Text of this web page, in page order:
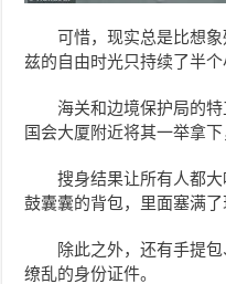
可惜，现实总是比想
兹的自由时光只持续了半个
海关和边境保护局的
国会大厦附近将其一举拿下
搜身结果让所有人都
鼓囊囊的背包，里面塞满
除此之外，还有手提
缭乱的身份证件。